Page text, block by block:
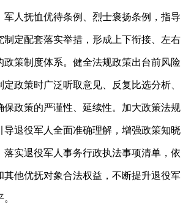
军人抚恤优待条例、烈士褒扬条例，指导
制定配套落实举措，形成上下衔接、左右
政策制度体系。健全法规政策出台前风险
政策时广泛听取意见、反复比选分析、
保政策的严谨性、延续性。加大政策法规
导退役军人全面准确理解，增强政策知晓
落实退役军人事务行政执法事项清单，依
其他优抚对象合法权益，不断提升退役军